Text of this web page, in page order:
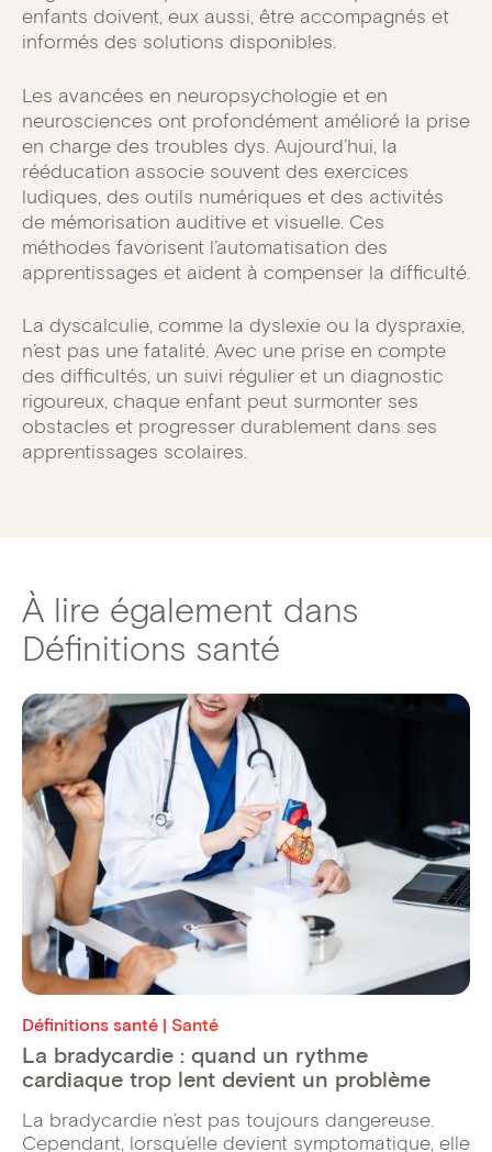
enfants doivent, eux aussi, être accompagnés et
informés des solutions disponibles.
Les avancées en neuropsychologie et en
neurosciences ont profondément amélioré la prise
en charge des troubles dys. Aujourd’hui, la
rééducation associe souvent des exercices
ludiques, des outils numériques et des activités
de mémorisation auditive et visuelle. Ces
méthodes favorisent l’automatisation des
apprentissages et aident à compenser la difficulté.
La dyscalculie, comme la dyslexie ou la dyspraxie,
n’est pas une fatalité. Avec une prise en compte
des difficultés, un suivi régulier et un diagnostic
rigoureux, chaque enfant peut surmonter ses
obstacles et progresser durablement dans ses
apprentissages scolaires.
À lire également dans
Définitions santé
Définitions santé | Santé
La bradycardie : quand un rythme
cardiaque trop lent devient un problème
La bradycardie n’est pas toujours dangereuse.
Cependant, lorsqu’elle devient symptomatique, elle